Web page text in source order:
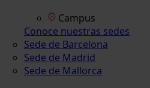
Campus
Conoce nuestras sedes
Sede de Barcelona
Sede de Madrid
Sede de Mallorca